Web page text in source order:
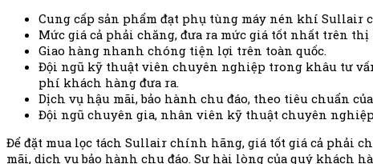
Cung cấp sản phẩm đạt phụ tùng máy nén khí Sullair
Mức giá cả phải chăng, đưa ra mức giá tốt nhất trên thị
Giao hàng nhanh chóng tiện lợi trên toàn quốc.
Đội ngũ kỹ thuật viên chuyên nghiệp trong khâu tư
phí khách hàng đưa ra.
Dịch vụ hậu mãi, bảo hành chu đáo, theo tiêu chuẩn
Đội ngũ chuyên gia, nhân viên kỹ thuật chuyên
Để đặt mua lọc tách Sullair chính hãng, giá tốt giá cả phải
mãi, dịch vụ bảo hành chu đáo. Sự hài lòng của quý khách